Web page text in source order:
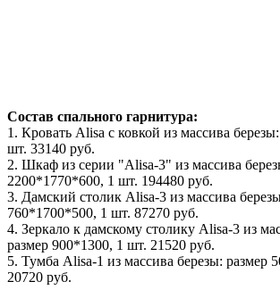
Состав спального гарнитура:
1. Кровать Alisa с ковкой из массива
шт. 33140 руб.
2. Шкаф из серии "Alisa-3" из массива
2200*1770*600, 1 шт. 194480 руб.
3. Дамский столик Alisa-3 из массива
760*1700*500, 1 шт. 87270 руб.
4. Зеркало к дамскому столику Alisa-3 из
размер 900*1300, 1 шт. 21520 руб.
5. Тумба Alisa-1 из массива березы: размер
20720 руб.